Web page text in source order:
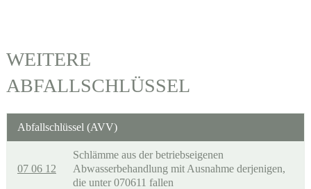
WEITERE
ABFALLSCHLÜSSEL
Abfallschlüssel (AVV)
07 06 12
Schlämme aus der betriebseigenen
Abwasserbehandlung mit Ausnahme derjenigen,
die unter 070611 fallen